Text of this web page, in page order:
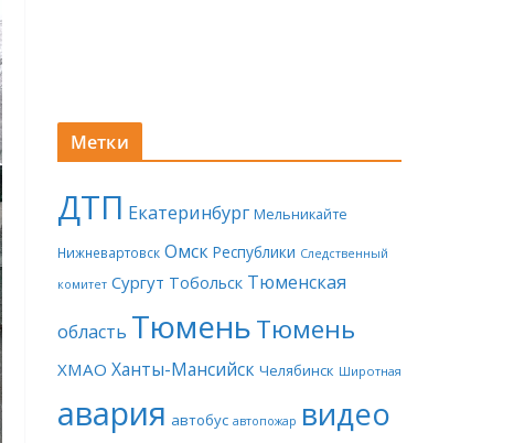
Метки
ДТП Екатеринбург Мельникайте
Нижневартовск Омск Республики Следственный
комитет Сургут Тобольск Тюменская
область ТюменьТюмень
ХМАО Ханты-Мансийск Челябинск Широтная
авария автобус автопожар видео